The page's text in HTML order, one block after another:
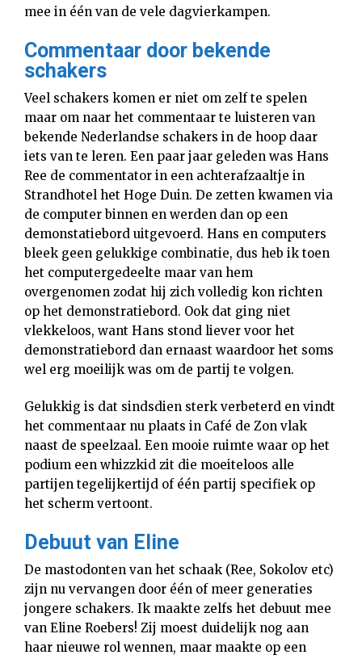
mee in één van de vele dagvierkampen.
Commentaar door bekende
schakers
Veel schakers komen er niet om zelf te spelen
maar om naar het commentaar te luisteren van
bekende Nederlandse schakers in de hoop daar
iets van te leren. Een paar jaar geleden was Hans
Ree de commentator in een achterafzaaltje in
Strandhotel het Hoge Duin. De zetten kwamen via
de computer binnen en werden dan op een
demonstatiebord uitgevoerd. Hans en computers
bleek geen gelukkige combinatie, dus heb ik toen
het computergedeelte maar van hem
overgenomen zodat hij zich volledig kon richten
op het demonstratiebord. Ook dat ging niet
vlekkeloos, want Hans stond liever voor het
demonstratiebord dan ernaast waardoor het soms
wel erg moeilijk was om de partij te volgen.
Gelukkig is dat sindsdien sterk verbeterd en vindt
het commentaar nu plaats in Café de Zon vlak
naast de speelzaal. Een mooie ruimte waar op het
podium een whizzkid zit die moeiteloos alle
partijen tegelijkertijd of één partij specifiek op
het scherm vertoont.
Debuut van Eline
De mastodonten van het schaak (Ree, Sokolov etc)
zijn nu vervangen door één of meer generaties
jongere schakers. Ik maakte zelfs het debuut mee
van Eline Roebers! Zij moest duidelijk nog aan
haar nieuwe rol wennen, maar maakte op een